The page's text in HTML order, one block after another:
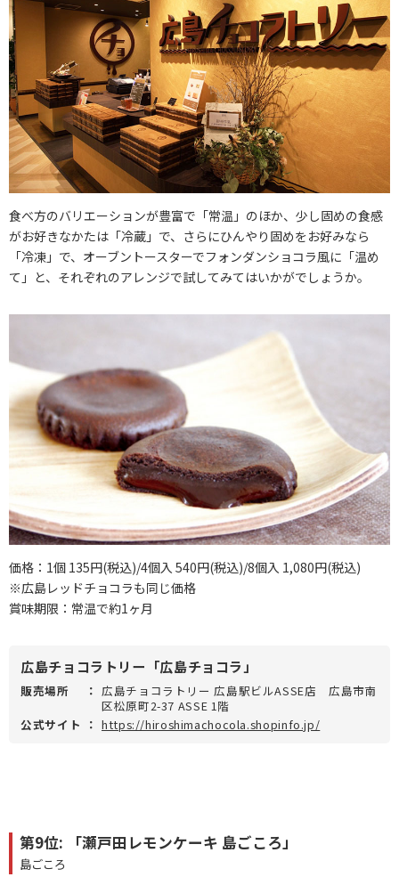
食べ方のバリエーションが豊富で「常温」のほか、少し固めの食感
がお好きなかたは「冷蔵」で、さらにひんやり固めをお好みなら
「冷凍」で、オーブントースターでフォンダンショコラ風に「温め
て」と、それぞれのアレンジで試してみてはいかがでしょうか。
価格：1個 135円(税込)/4個入 540円(税込)/8個入 1,080円(税込)
※広島レッドチョコラも同じ価格
賞味期限：常温で約1ヶ月
広島チョコラトリー「広島チョコラ」
販売場所 ： 広島チョコラトリー 広島駅ビルASSE店 広島市南
区松原町2-37 ASSE 1階
公式サイト
： https://hiroshimachocola.shopinfo.jp/
第9位: 「瀬戸田レモンケーキ 島ごころ」
島ごころ